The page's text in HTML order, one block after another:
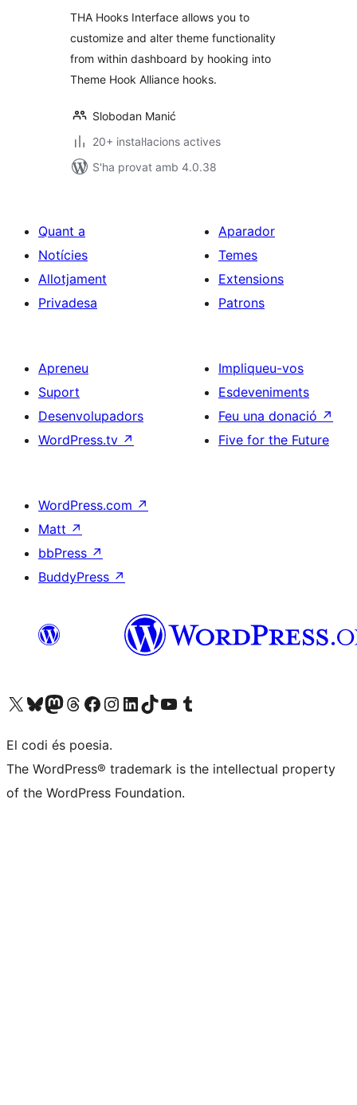
THA Hooks Interface allows you to
customize and alter theme functionality
from within dashboard by hooking into
Theme Hook Alliance hooks.
Slobodan Manić
20+ instal·lacions actives
S'ha provat amb 4.0.38
Quant a
Notícies
Allotjament
Privadesa
Aparador
Temes
Extensions
Patrons
Apreneu
Suport
Desenvolupadors
WordPress.tv ↗
Impliqueu-vos
Esdeveniments
Feu una donació ↗
Five for the Future
WordPress.com ↗
Matt ↗
bbPress ↗
BuddyPress ↗
Visiteu el nostre compte X (abans Twitter)
Visiteu el nostre compte de Bluesky
Visiteu el nostre compte al Mastodon
Visiteu el nostre compte de Threads
Visiteu la nostra pàgina al Facebook
Visiteu el nostre compte d'Instagram
Visiteu el nostre compte de LinkedIn
Visiteu el nostre compte de TikTok
Visiteu el nostre canal al YouTube
Visiteu el nostre compte de Tumblr
El codi és poesia.
The WordPress® trademark is the intellectual property
of the WordPress Foundation.